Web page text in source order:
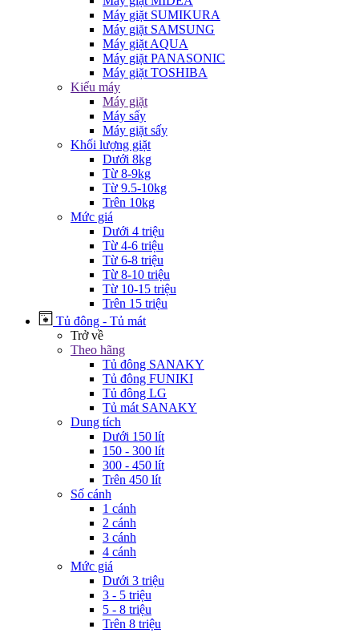
Máy giặt SUMIKURA
Máy giặt SAMSUNG
Máy giặt AQUA
Máy giặt PANASONIC
Máy giặt TOSHIBA
Kiểu máy
Máy giặt
Máy sấy
Máy giặt sấy
Khối lượng giặt
Dưới 8kg
Từ 8-9kg
Từ 9.5-10kg
Trên 10kg
Mức giá
Dưới 4 triệu
Từ 4-6 triệu
Từ 6-8 triệu
Từ 8-10 triệu
Từ 10-15 triệu
Trên 15 triệu
Tủ đông - Tủ mát
Trở về
Theo hãng
Tủ đông SANAKY
Tủ đông FUNIKI
Tủ đông LG
Tủ mát SANAKY
Dung tích
Dưới 150 lít
150 - 300 lít
300 - 450 lít
Trên 450 lít
Số cánh
1 cánh
2 cánh
3 cánh
4 cánh
Mức giá
Dưới 3 triệu
3 - 5 triệu
5 - 8 triệu
Trên 8 triệu